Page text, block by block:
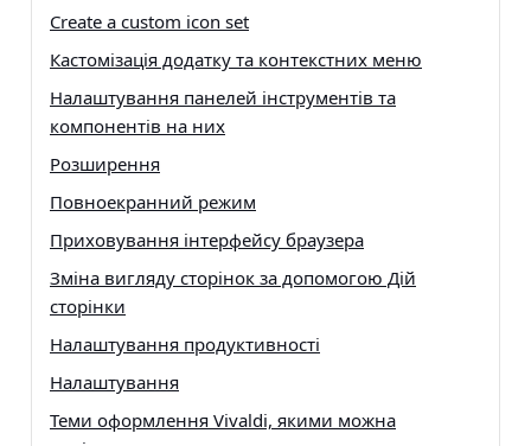
Create a custom icon set
Кастомізація додатку та контекстних меню
Налаштування панелей інструментів та
компонентів на них
Розширення
Повноекранний режим
Приховування інтерфейсу браузера
Зміна вигляду сторінок за допомогою Дій
сторінки
Налаштування продуктивності
Налаштування
Теми оформлення Vivaldi, якими можна